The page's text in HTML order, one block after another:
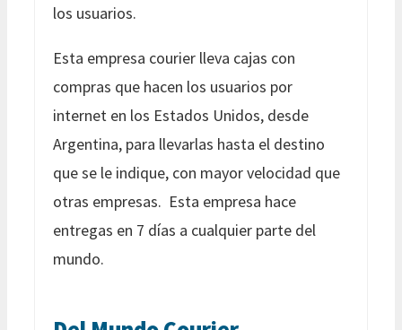
los usuarios.
Esta empresa courier lleva cajas con
compras que hacen los usuarios por
internet en los Estados Unidos, desde
Argentina, para llevarlas hasta el destino
que se le indique, con mayor velocidad que
otras empresas. Esta empresa hace
entregas en 7 días a cualquier parte del
mundo.